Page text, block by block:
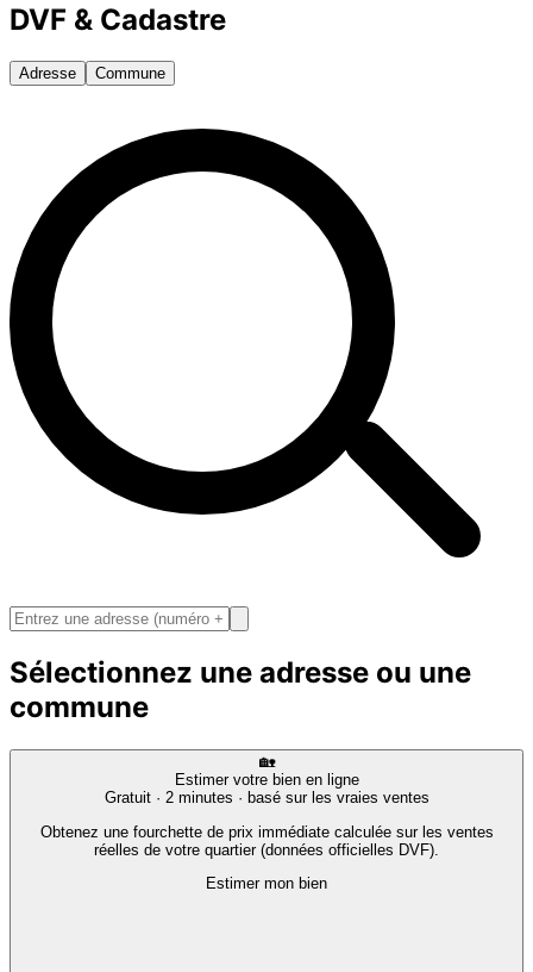
DVF & Cadastre
Adresse Commune
Sélectionnez une adresse ou une
commune
🏡
Estimer votre bien en ligne
Gratuit · 2 minutes · basé sur les vraies ventes
Obtenez une fourchette de prix immédiate calculée sur les ventes
réelles de votre quartier (données officielles DVF).
Estimer mon bien